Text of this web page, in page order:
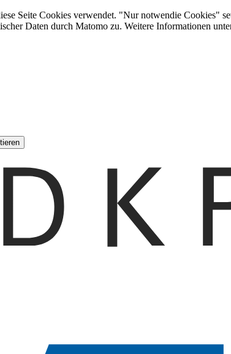
Seite Cookies verwendet. "Nur notwendie Cookies"
Daten durch Matomo zu. Weitere Informationen